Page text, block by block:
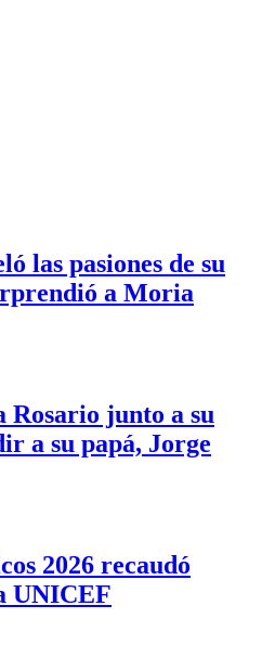
las pasiones de su
a Moria
Rosario junto a su
a su papá, Jorge
2026 recaudó
UNICEF